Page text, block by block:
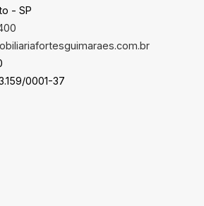
- SP
0001-37